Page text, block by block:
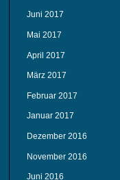
Juni 2017
Mai 2017
April 2017
März 2017
Februar 2017
Januar 2017
Dezember 2016
November 2016
Juni 2016